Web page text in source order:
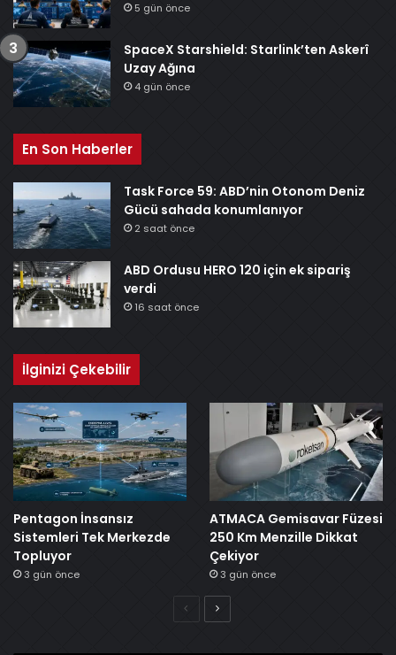
5 gün önce
SpaceX Starshield: Starlink’ten Askerî
Uzay Ağına
4 gün önce
En Son Haberler
Task Force 59: ABD’nin Otonom Deniz
Gücü sahada konumlanıyor
2 saat önce
ABD Ordusu HERO 120 için ek sipariş
verdi
16 saat önce
İlginizi Çekebilir
Pentagon İnsansız
Sistemleri Tek Merkezde
Topluyor
3 gün önce
ATMACA Gemisavar Füzesi
250 Km Menzille Dikkat
Çekiyor
3 gün önce
ÖncekiSonraki